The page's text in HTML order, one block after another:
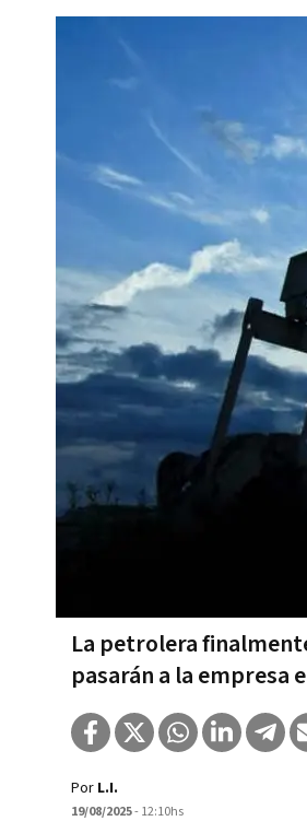
La petrolera
pasarán a la empresa
Por L.I.
19/08/2025- 12:10hs